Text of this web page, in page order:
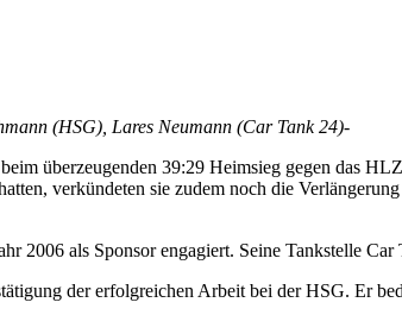
(HSG), Lares Neumann (Car Tank 24)-
überzeugenden 39:29 Heimsieg gegen
verkündeten sie zudem noch die
als Sponsor engagiert. Seine Tankstelle
der erfolgreichen Arbeit bei der HSG. Er